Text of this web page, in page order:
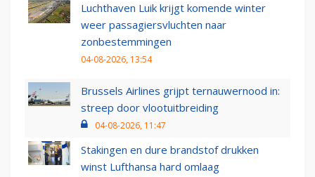
Luchthaven Luik krijgt komende winter
weer passagiersvluchten naar
zonbestemmingen
04-08-2026, 13:54
Brussels Airlines grijpt ternauwernood in:
streep door vlootuitbreiding
04-08-2026, 11:47
Stakingen en dure brandstof drukken
winst Lufthansa hard omlaag